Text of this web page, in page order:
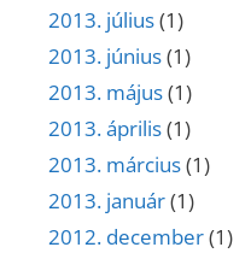
2013. július(1)
2013. június(1)
2013. május(1)
2013. április(1)
2013. március(1)
2013. január(1)
2012. december(1)